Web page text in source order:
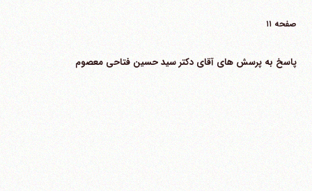
صفحه ۱۱
پاسخ به پرسش های آقای دکتر سید حسین فتاحی معصوم